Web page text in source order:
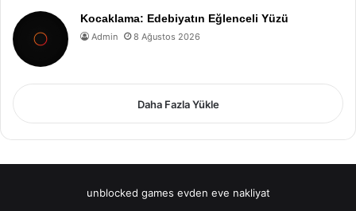
Kocaklama: Edebiyatın Eğlenceli Yüzü
Admin 8 Ağustos 2026
Daha Fazla Yükle
unblocked games evden eve nakliyat